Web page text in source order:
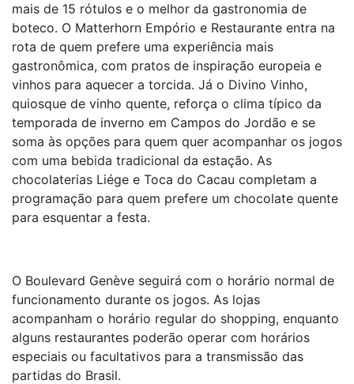
mais de 15 rótulos e o melhor da gastronomia de
boteco. O Matterhorn Empório e Restaurante entra na
rota de quem prefere uma experiência mais
gastronômica, com pratos de inspiração europeia e
vinhos para aquecer a torcida. Já o Divino Vinho,
quiosque de vinho quente, reforça o clima típico da
temporada de inverno em Campos do Jordão e se
soma às opções para quem quer acompanhar os jogos
com uma bebida tradicional da estação. As
chocolaterias Liége e Toca do Cacau completam a
programação para quem prefere um chocolate quente
para esquentar a festa.
O Boulevard Genève seguirá com o horário normal de
funcionamento durante os jogos. As lojas
acompanham o horário regular do shopping, enquanto
alguns restaurantes poderão operar com horários
especiais ou facultativos para a transmissão das
partidas do Brasil.